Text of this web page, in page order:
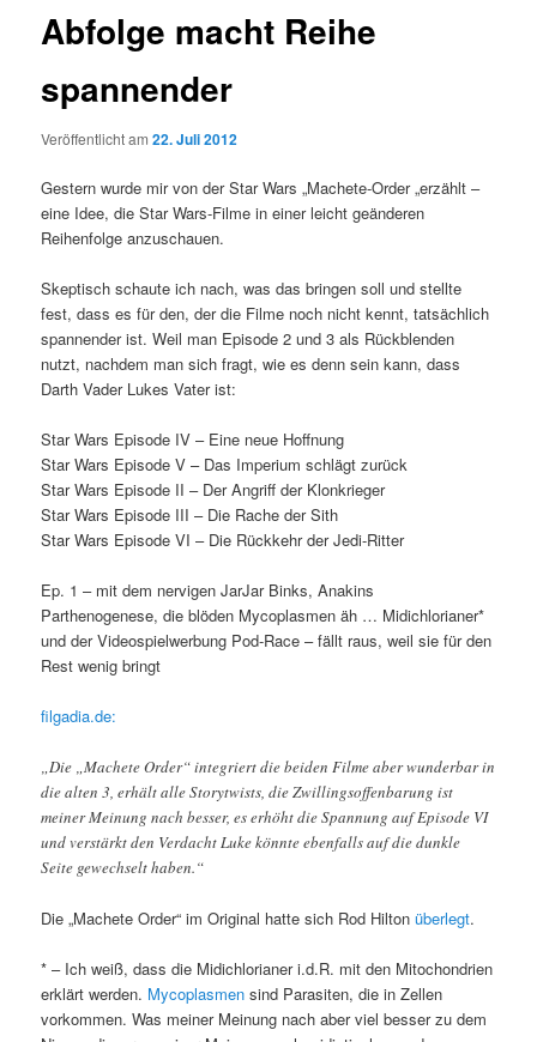
Abfolge macht Reihe
spannender
Veröffentlicht am22. Juli 2012
Gestern wurde mir von der Star Wars „Machete-Order „erzählt –
eine Idee, die Star Wars-Filme in einer leicht geänderen
Reihenfolge anzuschauen.
Skeptisch schaute ich nach, was das bringen soll und stellte
fest, dass es für den, der die Filme noch nicht kennt, tatsächlich
spannender ist. Weil man Episode 2 und 3 als Rückblenden
nutzt, nachdem man sich fragt, wie es denn sein kann, dass
Darth Vader Lukes Vater ist:
Star Wars Episode IV – Eine neue Hoffnung
Star Wars Episode V – Das Imperium schlägt zurück
Star Wars Episode II – Der Angriff der Klonkrieger
Star Wars Episode III – Die Rache der Sith
Star Wars Episode VI – Die Rückkehr der Jedi-Ritter
Ep. 1 – mit dem nervigen JarJar Binks, Anakins
Parthenogenese, die blöden Mycoplasmen äh … Midichlorianer*
und der Videospielwerbung Pod-Race – fällt raus, weil sie für den
Rest wenig bringt
filgadia.de:
„Die „Machete Order“ integriert die beiden Filme aber wunderbar in
die alten 3, erhält alle Storytwists, die Zwillingsoffenbarung ist
meiner Meinung nach besser, es erhöht die Spannung auf Episode VI
und verstärkt den Verdacht Luke könnte ebenfalls auf die dunkle
Seite gewechselt haben.“
Die „Machete Order“ im Original hatte sich Rod Hiltonüberlegt.
* – Ich weiß, dass die Midichlorianer i.d.R. mit den Mitochondrien
erklärt werden. Mycoplasmen sind Parasiten, die in Zellen
vorkommen. Was meiner Meinung nach aber viel besser zu dem